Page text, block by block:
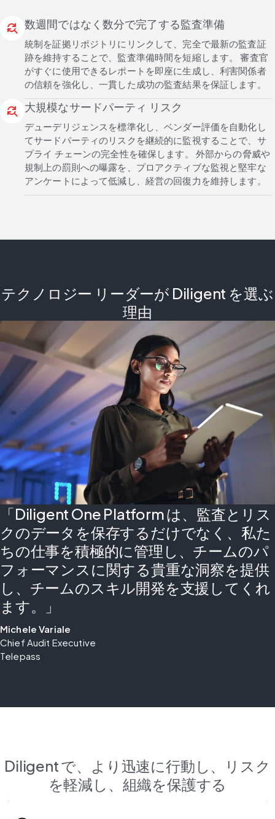
find_replace 数週間ではなく数分で完了する監査準備
統制を証拠リポジトリにリンクして、完全で最新の監査証
跡を維持することで、監査準備時間を短縮します。 審査官
がすぐに使用できるレポートを即座に生成し、利害関係者
の信頼を強化し、一貫した成功の監査結果を保証します。
find_replace 大規模なサードパーティ リスク
デューデリジェンスを標準化し、ベンダー評価を自動化し
てサードパーティのリスクを継続的に監視することで、サ
プライ チェーンの完全性を確保します。 外部からの脅威や
規制上の罰則への曝露を、プロアクティブな監視と堅牢な
アンケートによって低減し、経営の回復力を維持します。
テクノロジー リーダーが Diligent を選ぶ
理由
「Diligent One Platform は、監査とリス
クのデータを保存するだけでなく、私た
ちの仕事を積極的に管理し、チームのパ
フォーマンスに関する貴重な洞察を提供
し、チームのスキル開発を支援してくれ
ます。」
Michele Variale
Chief Audit Executive
Telepass
Diligent で、より迅速に行動し、リスク
を軽減し、組織を保護する